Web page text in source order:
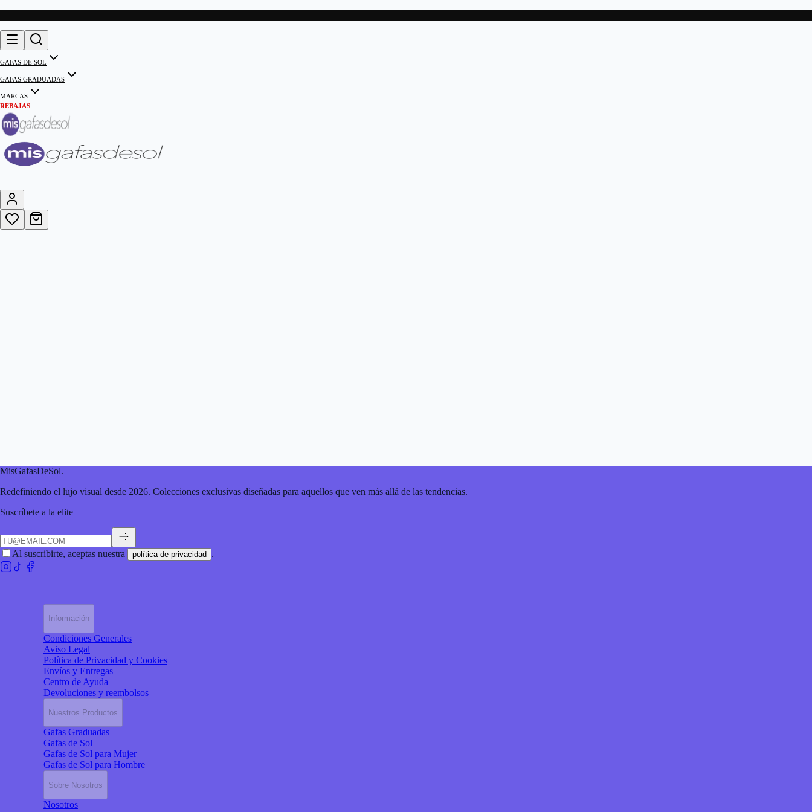
GAFAS DE SOL
GAFAS GRADUADAS
MARCAS
REBAJAS
MisGafasDeSol.
Redefiniendo el lujo visual desde 2026. Colecciones exclusivas diseñadas para aquellos que ven más allá de las tendencias.
Suscríbete a la elite
Al suscribirte, aceptas nuestra política de privacidad .
Información
Condiciones Generales
Aviso Legal
Política de Privacidad y Cookies
Envíos y Entregas
Centro de Ayuda
Devoluciones y reembolsos
Nuestros Productos
Gafas Graduadas
Gafas de Sol
Gafas de Sol para Mujer
Gafas de Sol para Hombre
Sobre Nosotros
Nosotros